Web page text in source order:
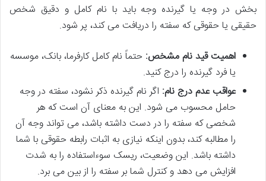
بخش در وجه یا گیرنده وجه باید با نام کامل و دقیق شخص
حقیقی یا حقوقی که سفته را دریافت می کند، پر شود.
اهمیت قید نام مشخص: حتماً نام کامل کارفرما، بانک، موسسه
یا فرد گیرنده را درج کنید.
عواقب عدم درج نام: اگر نام گیرنده ذکر نشود، سفته در وجه
حامل محسوب می شود. این به معنای آن است که هر
شخصی که سفته را در دست داشته باشد، می تواند وجه آن
را مطالبه کند، بدون اینکه نیازی به اثبات رابطه حقوقی با شما
داشته باشد. این وضعیت، ریسک سوءاستفاده را به شدت
افزایش می دهد و کنترل شما بر سفته را از بین می برد.